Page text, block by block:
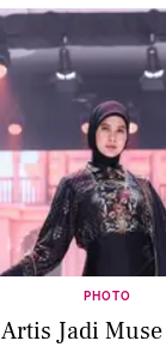
PHOTO
Jadi